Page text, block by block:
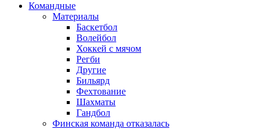
Командные
Материалы
Баскетбол
Волейбол
Хоккей с мячом
Регби
Другие
Бильярд
Фехтование
Шахматы
Гандбол
Финская команда отказалась